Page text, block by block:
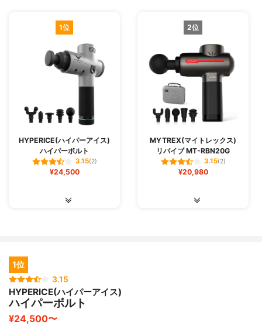
1位
HYPERICE(ハイパーアイス)
ハイパーボルト
3.15(2)
¥24,500
2位
MYTREX(マイトレックス)
リバイブ MT-RBN20G
3.15(2)
¥20,980
1位
3.15
HYPERICE(ハイパーアイス)
ハイパーボルト
¥24,500〜